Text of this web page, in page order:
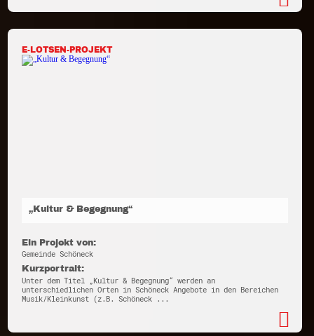
E-LOTSEN-PROJEKT
„Kultur & Begegnung“
Ein Projekt von:
Gemeinde Schöneck
Kurzportrait:
Unter dem Titel „Kultur & Begegnung“ werden an
unterschiedlichen Orten in Schöneck Angebote in den Bereichen
Musik/Kleinkunst (z.B. Schöneck ...